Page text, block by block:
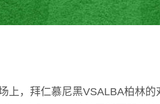
上，拜仁慕尼黑VSALBA柏林